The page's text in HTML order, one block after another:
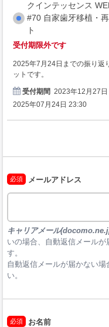
クインテッセンス
#70 自家歯牙移植・
ト
受付期限外です
2025年7月24日までの振り返
ットです。
受付期間 2023年12月27
2025年07月24日 23:30
必須 メールアドレス
キャリアメール
いの場合、自動返信メール
す。
自動返信メールが届かない
い。
必須 お名前